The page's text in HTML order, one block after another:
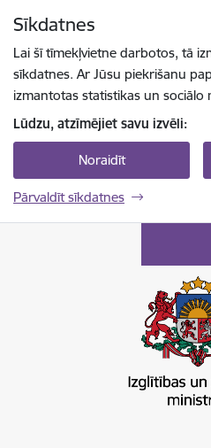
Sīkdatnes
Lai šī tīmekļvietne darbotos, tā
sīkdatnes. Ar Jūsu piekrišanu
izmantotas statistikas un sociālo
Lūdzu, atzīmējiet savu izvēli:
Noraidīt
Pārvaldīt sīkdatnes